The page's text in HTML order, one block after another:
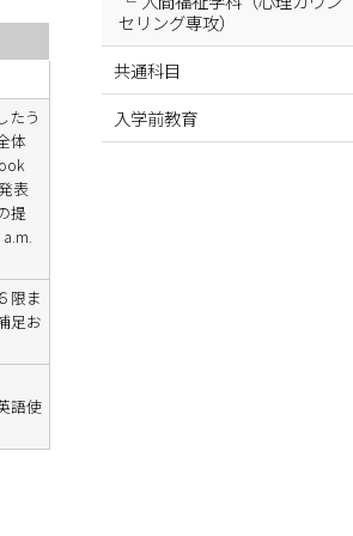
たう
体
表
提
限ま
足お
語使
セリング専攻）
共通科目
入学前教育